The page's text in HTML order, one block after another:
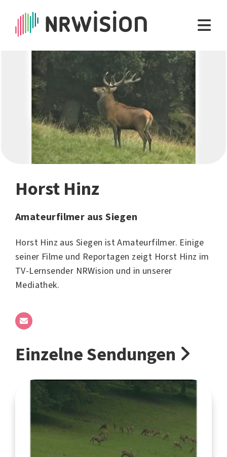
Horst Hinz
Amateurfilmer aus Siegen
Horst Hinz aus Siegen ist Amateurfilmer. Einige
seiner Filme und Reportagen zeigt Horst Hinz im
TV-Lernsender NRWision und in unserer
Mediathek.
Einzelne Sendungen